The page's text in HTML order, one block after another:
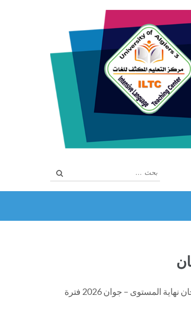
البحث
عن:
Examination Card-تحميل معلومات الاختبار تحميل معلومات امتحان نهاية المستوى – جوان 2026 فترة